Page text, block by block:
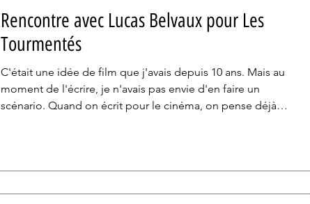
Rencontre avec Lucas Belvaux pour Les
Tourmentés
C'était une idée de film que j'avais depuis 10 ans. Mais au
moment de l'écrire, je n'avais pas envie d'en faire un
scénario. Quand on écrit pour le cinéma, on pense déjà à
J'en ai fait un roman, et une fois que ça a été écrit, je me